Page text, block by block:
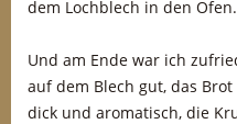
dem Lochblech in den Ofen.
Und am Ende war ich
auf dem Blech gut, das
dick und aromatisch, die